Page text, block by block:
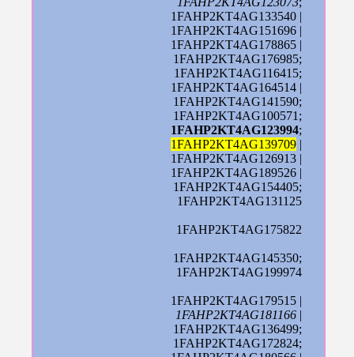
1FAHP2KT4AG133540 |
1FAHP2KT4AG151696 |
1FAHP2KT4AG178865 |
1FAHP2KT4AG176985;
1FAHP2KT4AG116415;
1FAHP2KT4AG164514 |
1FAHP2KT4AG141590;
1FAHP2KT4AG100571;
1FAHP2KT4AG123994;
1FAHP2KT4AG139709 |
1FAHP2KT4AG126913 |
1FAHP2KT4AG189526 |
1FAHP2KT4AG154405;
1FAHP2KT4AG131125
1FAHP2KT4AG175822
1FAHP2KT4AG145350;
1FAHP2KT4AG199974
1FAHP2KT4AG179515 |
1FAHP2KT4AG181166 |
1FAHP2KT4AG136499;
1FAHP2KT4AG172824;